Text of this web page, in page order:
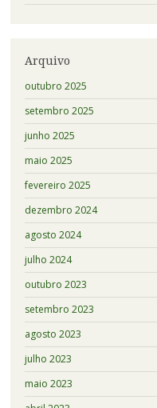
Arquivo
outubro 2025
setembro 2025
junho 2025
maio 2025
fevereiro 2025
dezembro 2024
agosto 2024
julho 2024
outubro 2023
setembro 2023
agosto 2023
julho 2023
maio 2023